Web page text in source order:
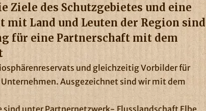
Ziele des Schutzgebietes und eine
mit Land und Leuten der Region sind
für eine Partnerschaft mit dem
und gleichzeitig Vorbilder für
Unternehmen. Ausgezeichnet sind wir mit dem
sind unterPartnernetzwerk- Flusslandschaft Elbe